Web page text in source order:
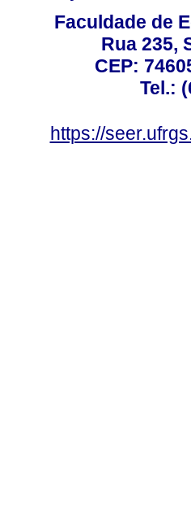
Faculdade de
Rua 235,
CEP:
Tel.:
https://